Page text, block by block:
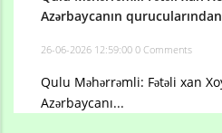
Azərbaycanın
26-06-2026 12:59:00 0 Comments
Qulu Məhərrəmli: Fətəli xan
Azərbaycanı...